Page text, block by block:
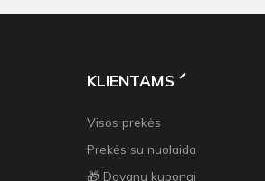
KLIENTAMS
Visos prekės
Prekės su nuolaida
🎁 Dovanų kuponai